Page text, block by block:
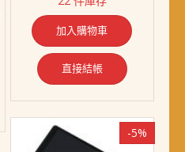
格：
NT$ 2,800。NT$ 2,388。
加入購物車
直接結帳
-5%